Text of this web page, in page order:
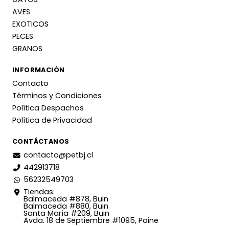
AVES
EXOTICOS
PECES
GRANOS
INFORMACIÓN
Contacto
Términos y Condiciones
Política Despachos
Política de Privacidad
CONTÁCTANOS
contacto@petbj.cl
442913718
56232549703
Tiendas:
Balmaceda #878, Buin
Balmaceda #880, Buin
Santa María #209, Buin
Avda. 18 de Septiembre #1095, Paine